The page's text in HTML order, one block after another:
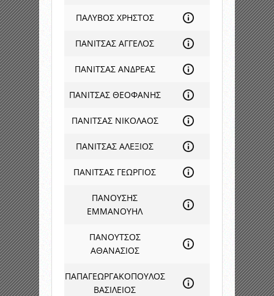
ΠΑΛΥΒΟΣ ΧΡΗΣΤΟΣ
ΠΑΝΙΤΣΑΣ ΑΓΓΕΛΟΣ
ΠΑΝΙΤΣΑΣ ΑΝΔΡΕΑΣ
ΠΑΝΙΤΣΑΣ ΘΕΟΦΑΝΗΣ
ΠΑΝΙΤΣΑΣ ΝΙΚΟΛΑΟΣ
ΠΑΝΙΤΣΑΣ ΑΛΕΞΙΟΣ
ΠΑΝΙΤΣΑΣ ΓΕΩΡΓΙΟΣ
ΠΑΝΟΥΣΗΣ
ΕΜΜΑΝΟΥΗΛ
ΠΑΝΟΥΤΣΟΣ
ΑΘΑΝΑΣΙΟΣ
ΠΑΠΑΓΕΩΡΓΑΚΟΠΟΥΛΟΣ
ΒΑΣΙΛΕΙΟΣ